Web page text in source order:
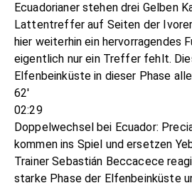
Ecuadorianer stehen drei Gelben
Lattentreffer auf Seiten der Ivorer
hier weiterhin ein hervorragendes
eigentlich nur ein Treffer fehlt.
Elfenbeinküste in dieser Phase
62'
02:29
Doppelwechsel bei Ecuador:
kommen ins Spiel und ersetzen
Trainer Sebastián Beccacece
starke Phase der Elfenbeinküste